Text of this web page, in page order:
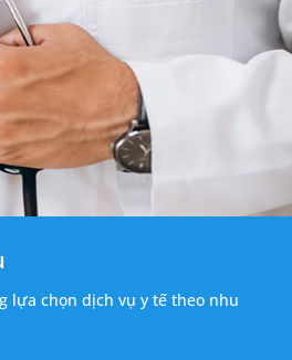
lựa chọn dịch vụ y tế theo nhu